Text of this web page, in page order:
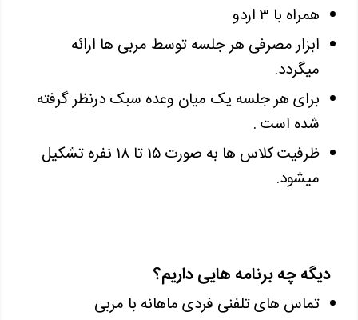
همراه با ۳ اردو
ابزار مصرفی هر جلسه توسط مربی ها ارائه
میگردد.
برای هر جلسه یک میان وعده سبک درنظر گرفته
شده است .
ظرفیت کلاس ها به صورت ۱۵ تا ۱۸ نفره تشکیل
میشود.
دیگه چه برنامه هایی داریم؟
تماس های تلفنی فردی ماهانه با مربی